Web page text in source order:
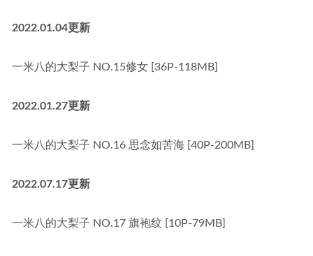
2022.01.04更新
一米八的大梨子 NO.15修女 [36P-118MB]
2022.01.27更新
一米八的大梨子 NO.16 思念如苦海 [40P-200MB]
2022.07.17更新
一米八的大梨子 NO.17 旗袍纹 [10P-79MB]